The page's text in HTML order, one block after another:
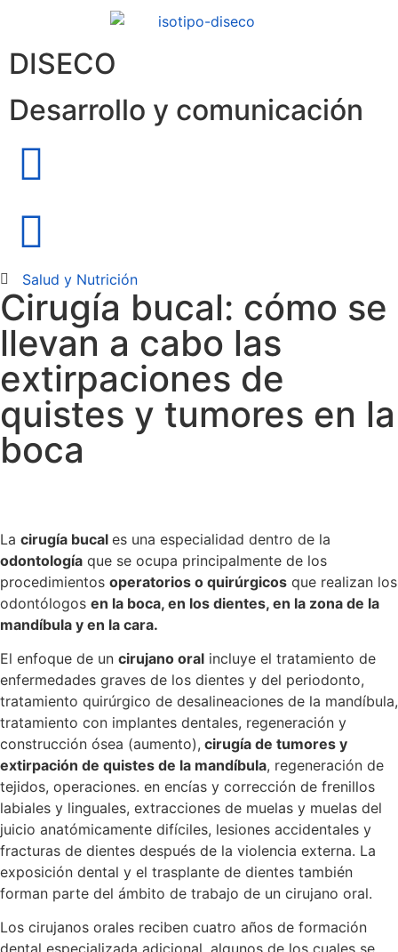
DISECO
Desarrollo y comunicación
Salud y Nutrición
Cirugía bucal: cómo se
llevan a cabo las
extirpaciones de
quistes y tumores en la
boca
La cirugía bucal es una especialidad dentro de la
odontología que se ocupa principalmente de los
procedimientos operatorios o quirúrgicos que realizan los
odontólogos en la boca, en los dientes, en la zona de la
mandíbula y en la cara.
El enfoque de un cirujano oral incluye el tratamiento de
enfermedades graves de los dientes y del periodonto,
tratamiento quirúrgico de desalineaciones de la mandíbula,
tratamiento con implantes dentales, regeneración y
construcción ósea (aumento), cirugía de tumores y
extirpación de quistes de la mandíbula, regeneración de
tejidos, operaciones. en encías y corrección de frenillos
labiales y linguales, extracciones de muelas y muelas del
juicio anatómicamente difíciles, lesiones accidentales y
fracturas de dientes después de la violencia externa. La
exposición dental y el trasplante de dientes también
forman parte del ámbito de trabajo de un cirujano oral.
Los cirujanos orales reciben cuatro años de formación